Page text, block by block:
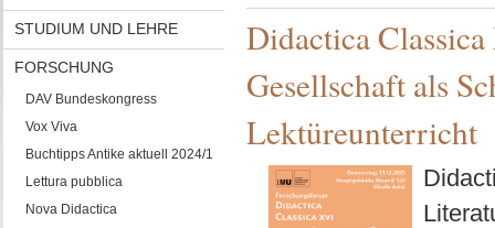
STUDIUM UND LEHRE
FORSCHUNG
DAV Bundeskongress
Vox Viva
Buchtipps Antike aktuell 2024/1
Lettura pubblica
Nova Didactica
Didactica
Gesellschaft als
Lektüreunterricht